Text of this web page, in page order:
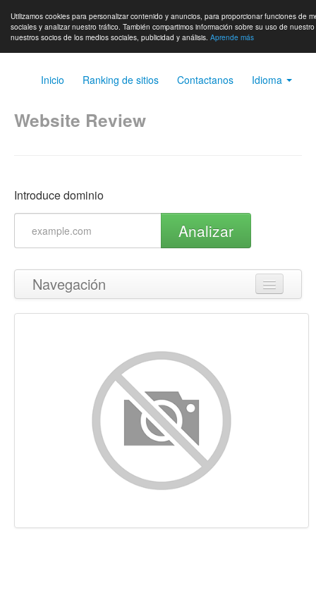
Utilizamos cookies para personalizar contenido y anuncios, para proporcionar funciones de
sociales y analizar nuestro tráfico. También compartimos información sobre su uso de
nuestros socios de los medios sociales, publicidad y análisis. Aprende más
Inicio Ranking de sitios Contactanos Idioma
Website Review
Introduce dominio
Analizar
Navegación
Volver arriba
Palabras Claves (Keywords)
Usabilidad
Documento